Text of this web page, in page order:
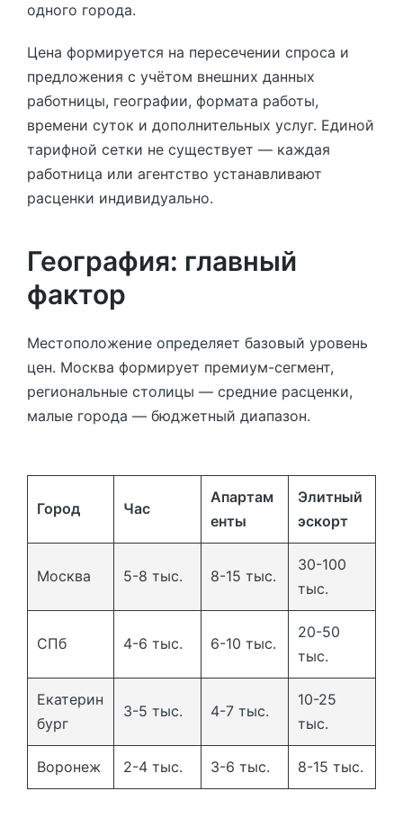
одного города.
Цена формируется на пересечении спроса и
предложения с учётом внешних данных
работницы, географии, формата работы,
времени суток и дополнительных услуг. Единой
тарифной сетки не существует — каждая
работница или агентство устанавливают
расценки индивидуально.
География: главный
фактор
Местоположение определяет базовый уровень
цен. Москва формирует премиум-сегмент,
региональные столицы — средние расценки,
малые города — бюджетный диапазон.
Город Час
Апартам
енты
Элитный
эскорт
Москва 5-8 тыс. 8-15 тыс.
30-100
тыс.
СПб 4-6 тыс. 6-10 тыс.
20-50
тыс.
Екатерин
бург
3-5 тыс. 4-7 тыс.
10-25
тыс.
Воронеж 2-4 тыс. 3-6 тыс. 8-15 тыс.